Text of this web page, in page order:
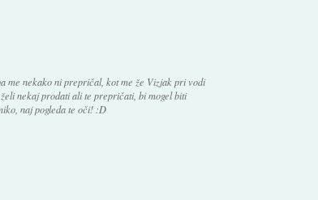
me nekako ni prepričal, kot me že Vizjak pri vodi
nekaj prodati ali te prepričati, bi mogel biti
naj pogleda te oči! :D